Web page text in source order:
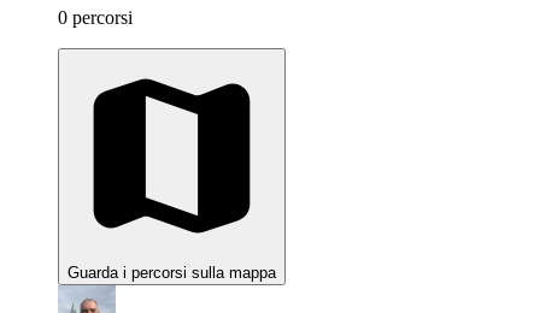
0 percorsi
Guarda i percorsi sulla mappa